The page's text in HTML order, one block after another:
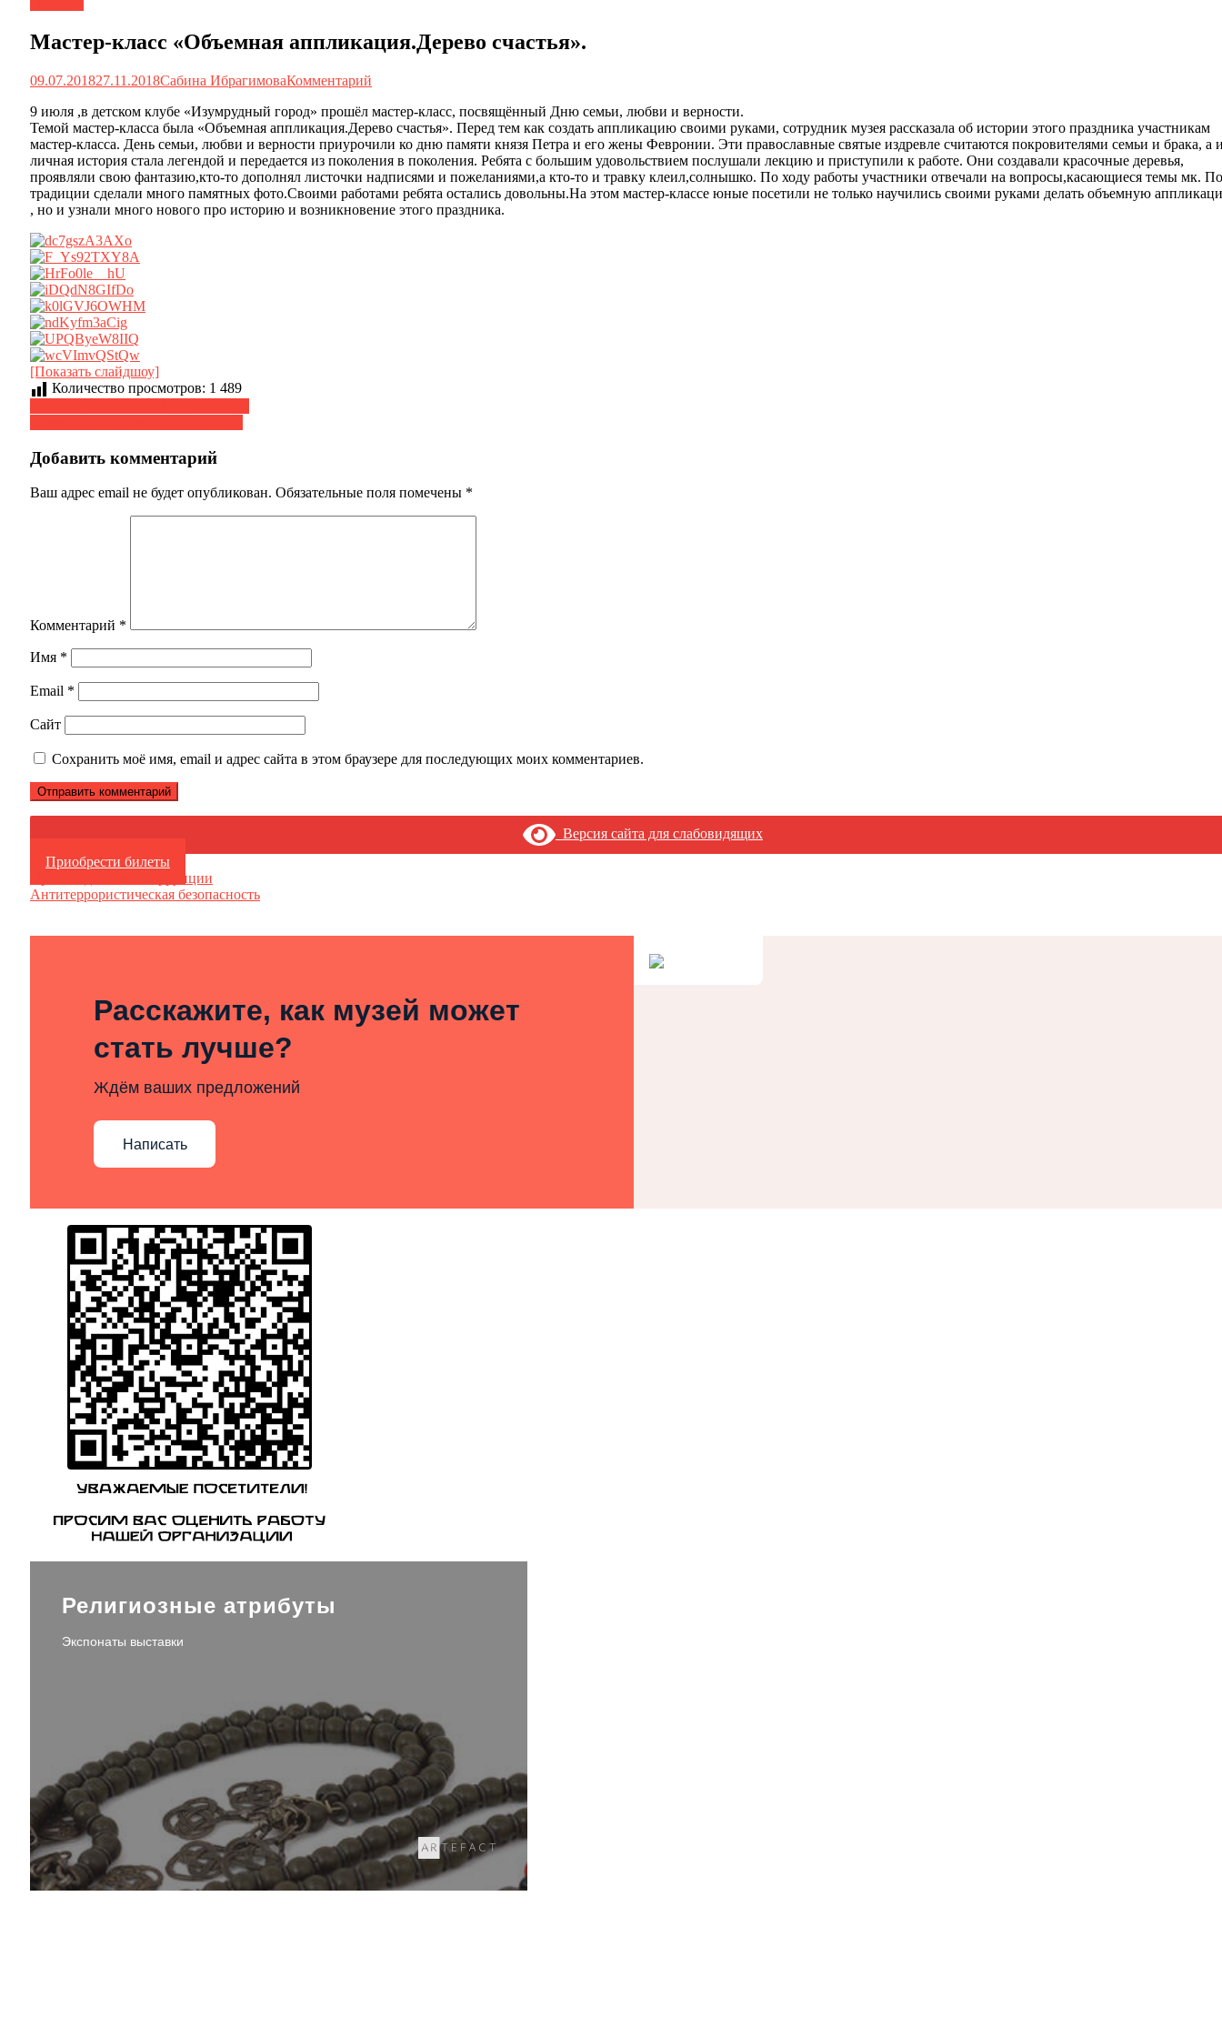
Мастер-класс «Объемная аппликация.Дерево счастья».
09.07.201827.11.2018Сабина ИбрагимоваКомментарий
9 июля ,в детском клубе «Изумрудный город» прошёл мастер-класс, посвящённый Дню семьи, любви и верности.
Темой мастер-класса была «Объемная аппликация.Дерево счастья». Перед тем как создать аппликацию своими руками, сотрудник музея рассказала об истории этого праздника участникам
мастер-класса. День семьи, любви и верности приурочили ко дню памяти князя Петра и его жены Февронии. Эти православные святые издревле считаются покровителями семьи и брака, а
личная история стала легендой и передается из поколения в поколения. Ребята с большим удовольствием послушали лекцию и приступили к работе. Они создавали красочные деревья,
проявляли свою фантазию,кто-то дополнял листочки надписями и пожеланиями,а кто-то и травку клеил,солнышко. По ходу работы участники отвечали на вопросы,касающиеся темы мк. По
традиции сделали много памятных фото.Своими работами ребята остались довольны.На этом мастер-классе юные посетили не только научились своими руками делать объемную
, но и узнали много нового про историю и возникновение этого праздника.
[Показать слайдшоу]
Количество просмотров: 1 489
Навигация
по
записям
Добавить комментарий
Ваш адрес email не будет опубликован. Обязательные поля помечены *
Комментарий *
Имя *
Email *
Сайт
Сохранить моё имя, email и адрес сайта в этом браузере для последующих моих комментариев.
Версия сайта для слабовидящих
Приобрести билеты
Противодействие коррупции
Антитеррористическая безопасность
Расскажите, как музей может
стать лучше?
Ждём ваших предложений
Написать
Религиозные атрибуты
Экспонаты выставки